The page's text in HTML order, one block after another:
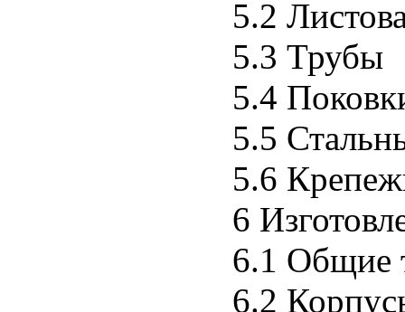
5.2
5.3 Трубы
5.4
5.5
5.6
6
6.1 Общие
6.2